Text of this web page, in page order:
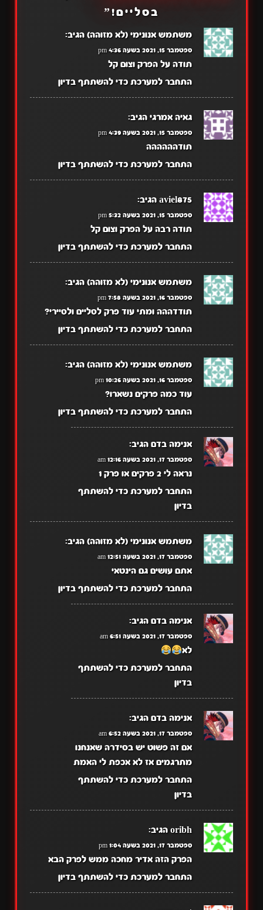
בסליים! ”
משתמש אנונימי (לא מזוהה) הגיב:
ספטמבר 15, 2021 בשעה 4:36 pm
תודה על הפרק וצום קל
התחבר למערכת כדי להשתתף בדיון
גאיה אמרגי הגיב:
ספטמבר 15, 2021 בשעה 4:39 pm
תודהההההה
התחבר למערכת כדי להשתתף בדיון
aviel875 הגיב:
ספטמבר 15, 2021 בשעה 5:32 pm
תודה רבה על הפרק וצום קל
התחבר למערכת כדי להשתתף בדיון
משתמש אנונימי (לא מזוהה) הגיב:
ספטמבר 16, 2021 בשעה 7:58 pm
תודדההה ומתי עוד פרק לסליים ולסיירי?
התחבר למערכת כדי להשתתף בדיון
משתמש אנונימי (לא מזוהה) הגיב:
ספטמבר 16, 2021 בשעה 10:26 pm
עוד כמה פרקים נשארו?
התחבר למערכת כדי להשתתף בדיון
אנימה בדם הגיב:
ספטמבר 17, 2021 בשעה 12:16 am
נראה לי 2 פרקים או פרק 1
התחבר למערכת כדי להשתתף
בדיון
משתמש אנונימי (לא מזוהה) הגיב:
ספטמבר 17, 2021 בשעה 12:51 am
אתם עושים גם הינטאי
התחבר למערכת כדי להשתתף בדיון
אנימה בדם הגיב:
ספטמבר 17, 2021 בשעה 6:51 am
לא
התחבר למערכת כדי להשתתף
בדיון
אנימה בדם הגיב:
ספטמבר 17, 2021 בשעה 6:52 am
אם זה פשוט יש בסידרה שאנחנו
מתרגמים אז לא אכפת לי האמת
התחבר למערכת כדי להשתתף
בדיון
oribh הגיב:
ספטמבר 17, 2021 בשעה 1:04 pm
הפרק הזה אדיר מחכה ממש לפרק הבא
התחבר למערכת כדי להשתתף בדיון